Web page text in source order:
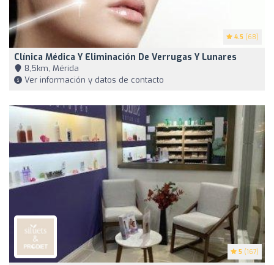
4.5 (68)
Clínica Médica Y Eliminación De Verrugas Y Lunares
8,5km, Mérida
Ver información y datos de contacto
5 (167)